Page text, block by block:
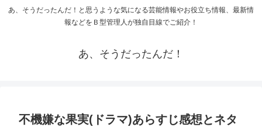
あ、そうだったんだ！と思うような気になる芸能情報やお役立ち情報、最新情
報などをＢ型管理人が独自目線でご紹介！
あ、そうだったんだ！
不機嫌な果実(ドラマ)あらすじ感想とネタ